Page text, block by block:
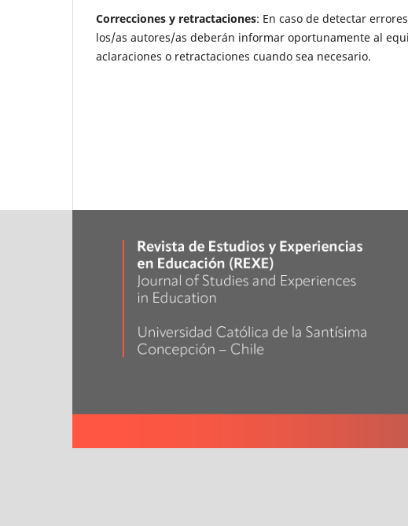
Correcciones y retractaciones: En caso de detectar
los/as autores/as deberán informar oportunamente al
aclaraciones o retractaciones cuando sea necesario.